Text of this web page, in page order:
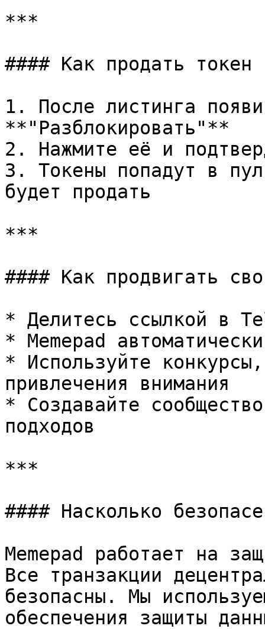
***
#### Как продать токен
1. После листинга
**"Разблокировать"**
2. Нажмите её и
3. Токены попадут в
будет продать
***
#### Как продвигать
* Делитесь ссылкой в
* Memepad
* Используйте
привлечения внимания
* Создавайте
подходов
***
#### Насколько
Memepad работает на
Все транзакции
безопасны. Мы
обеспечения защиты